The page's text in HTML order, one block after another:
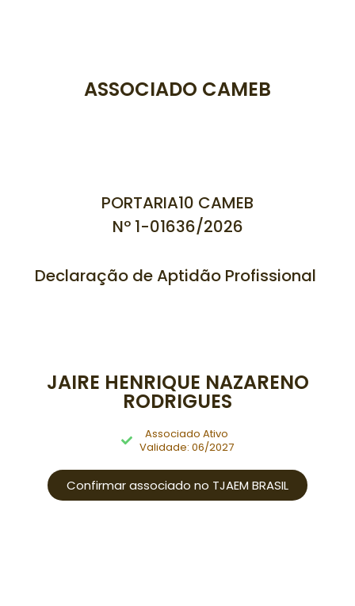
ASSOCIADO CAMEB
PORTARIA10 CAMEB
Nº 1-01636/2026
Declaração de Aptidão Profissional
JAIRE HENRIQUE NAZARENO
RODRIGUES
Associado Ativo
Validade: 06/2027
Confirmar associado no TJAEM BRASIL